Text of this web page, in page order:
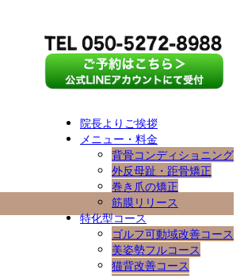
院長よりご挨拶
メニュー・料金
背骨コンディショニング
外反母趾・距骨矯正
巻き爪の矯正
筋膜リリース
特化型コース
ゴルフ可動域改善コース
美姿勢フルコース
猫背改善コース